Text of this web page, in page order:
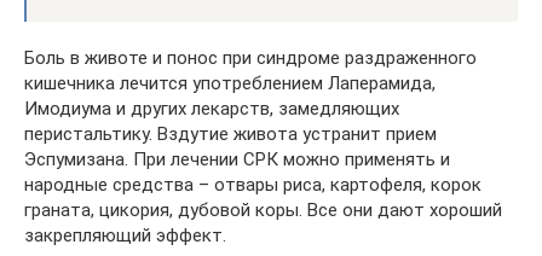
Боль в животе и понос при синдроме раздраженного
кишечника лечится употреблением Лаперамида,
Имодиума и других лекарств, замедляющих
перистальтику. Вздутие живота устранит прием
Эспумизана. При лечении СРК можно применять и
народные средства – отвары риса, картофеля, корок
граната, цикория, дубовой коры. Все они дают хороший
закрепляющий эффект.